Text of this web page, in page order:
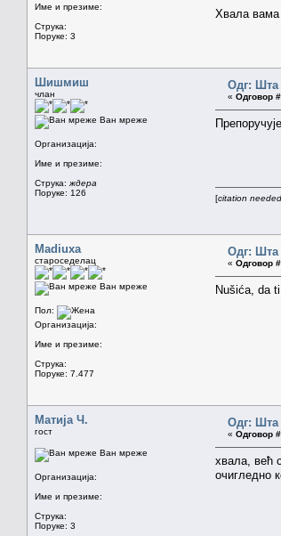
Име и презиме:
Струка:
Поруке: 3
Хвала вама
Шишмиш
члан
Ван мреже
Организација:
Име и презиме:
Струка: ждера
Поруке: 126
Одг: Шта
« Одговор
[citation needed
Madiuxa
староседелац
Ван мреже
Пол:
Организација:
Име и презиме:
Струка:
Поруке: 7.477
Одг: Шта
« Одговор
Nušića, da
Матија Ч.
гост
Ван мреже
Организација:
Име и презиме:
Струка:
Поруке: 3
Одг: Шта
« Одговор
хвала, већ
очигледно